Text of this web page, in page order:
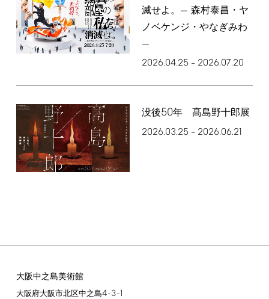
滅せよ。— 森村泰昌・ヤ
ノベケンジ・やなぎみわ
—
2026.04.25 – 2026.07.20
没後50年 髙島野十郎展
2026.03.25 – 2026.06.21
大阪中之島美術館
大阪府大阪市北区中之島4-3-1